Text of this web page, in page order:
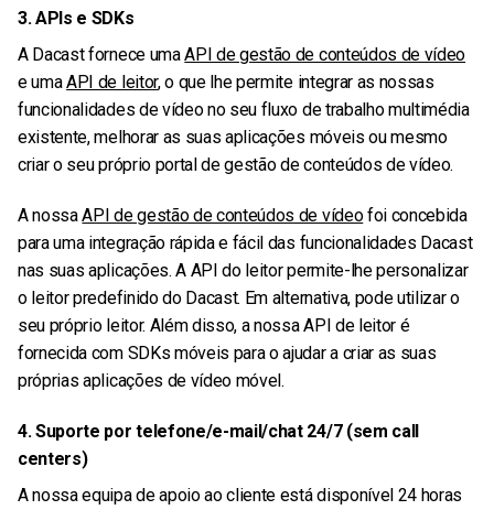
3. APIs e SDKs
A Dacast fornece umaAPI de gestão de conteúdos de vídeo
e umaAPI de leitor, o que lhe permite integrar as nossas
funcionalidades de vídeo no seu fluxo de trabalho multimédia
existente, melhorar as suas aplicações móveis ou mesmo
criar o seu próprio portal de gestão de conteúdos de vídeo.
A nossaAPI de gestão de conteúdos de vídeofoi concebida
para uma integração rápida e fácil das funcionalidades Dacast
nas suas aplicações. A API do leitor permite-lhe personalizar
o leitor predefinido do Dacast. Em alternativa, pode utilizar o
seu próprio leitor. Além disso, a nossa API de leitor é
fornecida com SDKs móveis para o ajudar a criar as suas
próprias aplicações de vídeo móvel.
4. Suporte por telefone/e-mail/chat 24/7 (sem call
centers)
A nossa equipa de apoio ao cliente está disponível 24 horas